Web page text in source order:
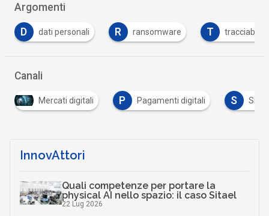
Argomenti
R ransomware T tracciabilità Tutto su
Canali
P Pagamenti digitali S Sicurezza digitale
InnovAttori
Quali competenze per portare la
physical AI nello spazio: il caso Sitael
22 Lug 2026